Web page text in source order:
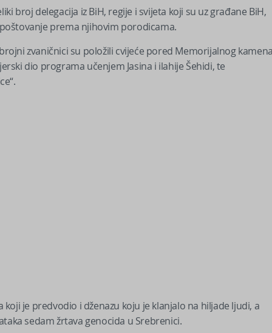
broj delegacija iz BiH, regije i svijeta koji su uz građane BiH,
prema njihovim porodicama.
zvaničnici su položili cvijeće pored Memorijalnog
dio programa učenjem Jasina i ilahije Šehidi, te
je predvodio i dženazu koju je klanjalo na hiljade ljudi, a
sedam žrtava genocida u Srebrenici.